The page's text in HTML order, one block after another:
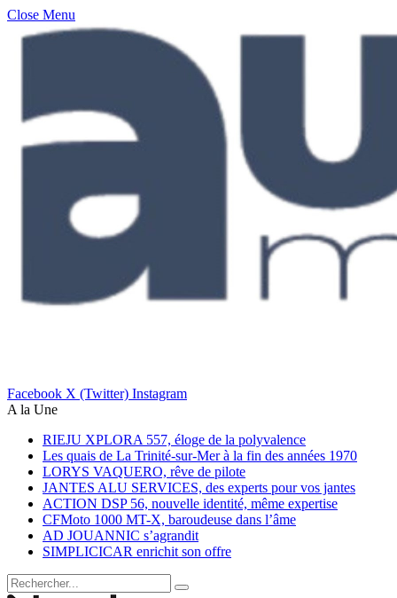
Close Menu
Facebook X (Twitter) Instagram
A la Une
RIEJU XPLORA 557, éloge de la polyvalence
Les quais de La Trinité-sur-Mer à la fin des années 1970
LORYS VAQUERO, rêve de pilote
JANTES ALU SERVICES, des experts pour vos jantes
ACTION DSP 56, nouvelle identité, même expertise
CFMoto 1000 MT-X, baroudeuse dans l’âme
AD JOUANNIC s’agrandit
SIMPLICICAR enrichit son offre